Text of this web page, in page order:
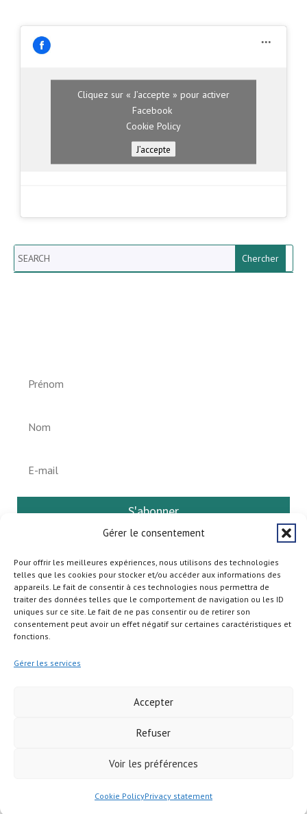
Gérer le consentement
Pour offrir les meilleures expériences, nous utilisons des technologies
telles que les cookies pour stocker et/ou accéder aux informations des
appareils. Le fait de consentir à ces technologies nous permettra de
traiter des données telles que le comportement de navigation ou les ID
uniques sur ce site. Le fait de ne pas consentir ou de retirer son
consentement peut avoir un effet négatif sur certaines caractéristiques et
fonctions.
Gérer les services
Accepter
Refuser
Voir les préférences
Cookie PolicyPrivacy statement
Cliquez sur « J’accepte » pour activer
Facebook
Cookie Policy
J’accepte
Search
S'abonner
Copyright © 2026